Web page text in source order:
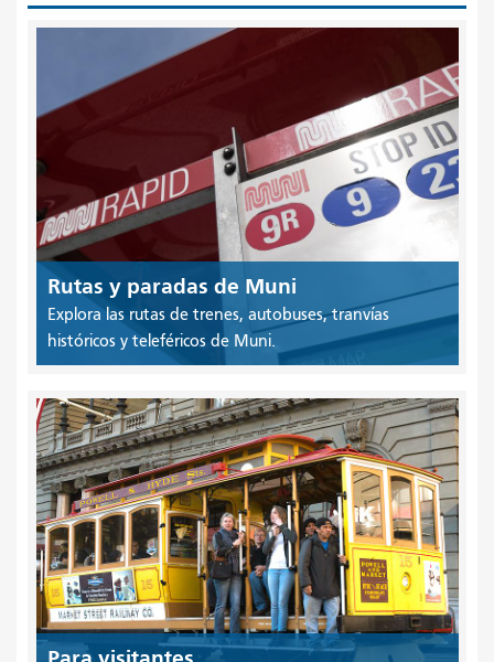
Rutas y paradas de Muni
Explora las rutas de trenes, autobuses, tranvías
históricos y teleféricos de Muni.